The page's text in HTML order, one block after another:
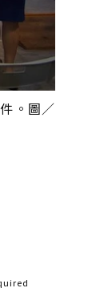
。圖／